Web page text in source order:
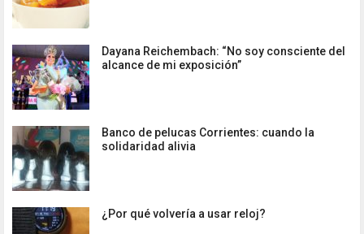
Dayana Reichembach: “No soy consciente del
alcance de mi exposición”
Banco de pelucas Corrientes: cuando la
solidaridad alivia
¿Por qué volvería a usar reloj?